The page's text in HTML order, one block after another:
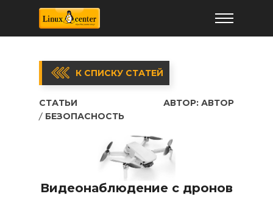
К СПИСКУ СТАТЕЙ
СТАТЬИ
БЕЗОПАСНОСТЬ
АВТОР: АВТОР
Видеонаблюдение с дронов